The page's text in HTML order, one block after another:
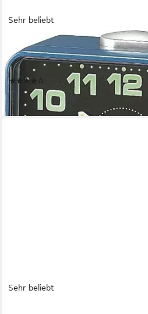
Sehr beliebt
Quarzwecker TQ-218-2EF Wecker,
Schlafzimmer, Geschenkidee
17,90 €
lieferbar - in 2-3 Werktagen bei dir
Sehr beliebt